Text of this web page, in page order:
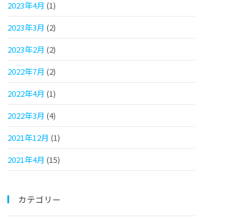
2023年4月 (1)
2023年3月 (2)
2023年2月 (2)
2022年7月 (2)
2022年4月 (1)
2022年3月 (4)
2021年12月 (1)
2021年4月 (15)
カテゴリー